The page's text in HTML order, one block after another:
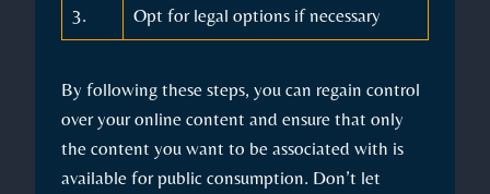
3. Opt for legal options if necessary
By following these steps, you can regain control
over your online content and ensure that only
the content you want to be associated with is
available for public consumption. Don’t let